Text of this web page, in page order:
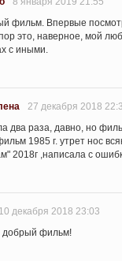
фильм. Впервые
это, наверное, мой
с иными.
27 декабря 2018
два раза, давно, но
1985 г. утрет нос
2018г ,написала с
10 декабря 2018 23:03
фильм!